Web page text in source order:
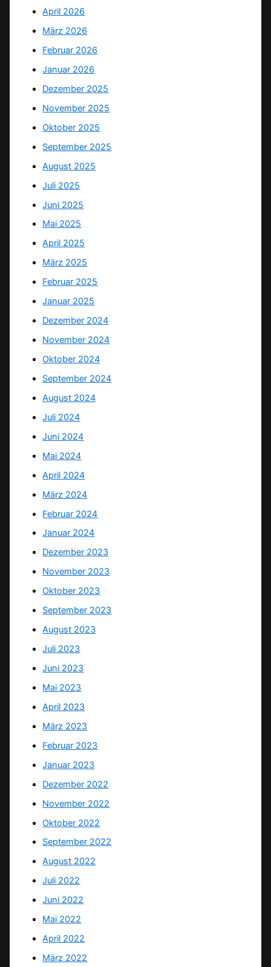
April 2026
März 2026
Februar 2026
Januar 2026
Dezember 2025
November 2025
Oktober 2025
September 2025
August 2025
Juli 2025
Juni 2025
Mai 2025
April 2025
März 2025
Februar 2025
Januar 2025
Dezember 2024
November 2024
Oktober 2024
September 2024
August 2024
Juli 2024
Juni 2024
Mai 2024
April 2024
März 2024
Februar 2024
Januar 2024
Dezember 2023
November 2023
Oktober 2023
September 2023
August 2023
Juli 2023
Juni 2023
Mai 2023
April 2023
März 2023
Februar 2023
Januar 2023
Dezember 2022
November 2022
Oktober 2022
September 2022
August 2022
Juli 2022
Juni 2022
Mai 2022
April 2022
März 2022